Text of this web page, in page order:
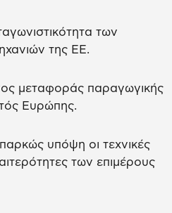
των
της ΕΕ.
μεταφοράς παραγωγικής
Ευρώπης.
υπόψη οι τεχνικές
των επιμέρους